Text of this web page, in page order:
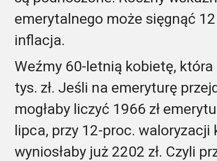
emerytalnego może sięgnąć
inflacja.
Weźmy 60-letnią kobietę, która
tys. zł. Jeśli na emeryturę
mogłaby liczyć 1966 zł
lipca, przy 12-proc.
wyniosłaby już 2202 zł. Czyli